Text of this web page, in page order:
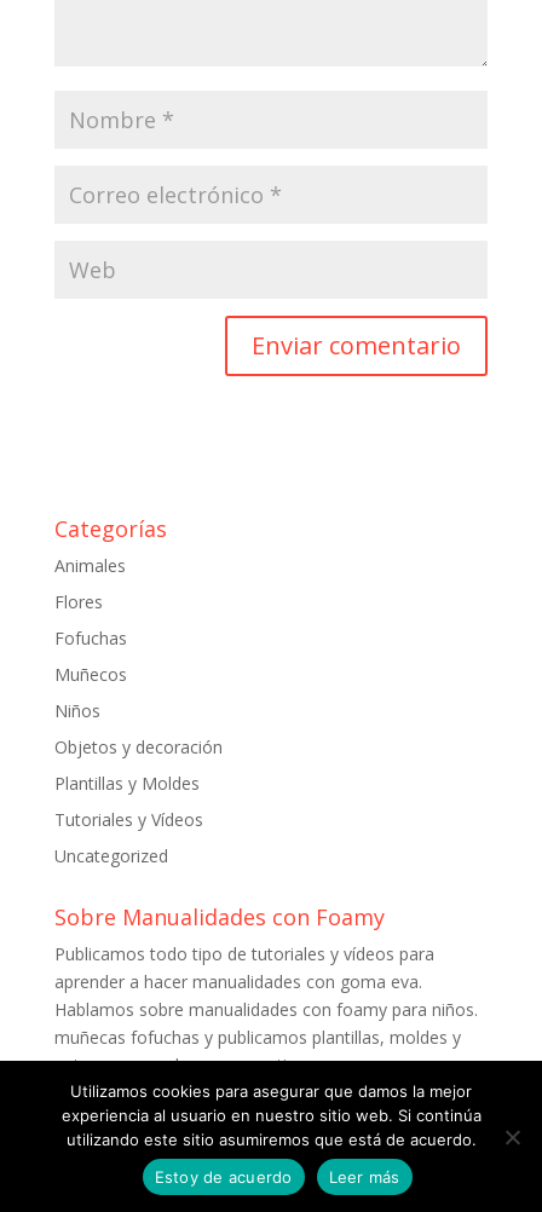
Categorías
Animales
Flores
Fofuchas
Muñecos
Niños
Objetos y decoración
Plantillas y Moldes
Tutoriales y Vídeos
Uncategorized
Sobre Manualidades con Foamy
Publicamos todo tipo de tutoriales y vídeos para
aprender a hacer manualidades con goma eva.
Hablamos sobre manualidades con foamy para niños.
muñecas fofuchas y publicamos plantillas, moldes y
patrones para descargar gratis.
Utilizamos cookies para asegurar que damos la mejor
experiencia al usuario en nuestro sitio web. Si continúa
utilizando este sitio asumiremos que está de acuerdo.
Estoy de acuerdo
Leer más